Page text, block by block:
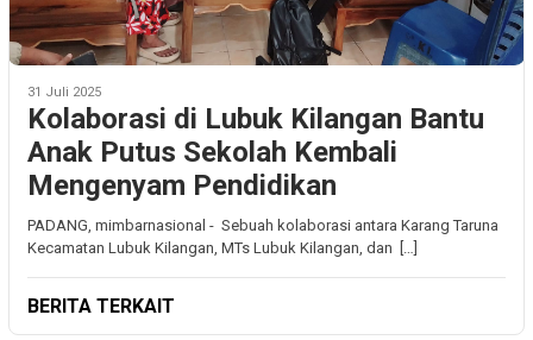
31 Juli 2025
Kolaborasi di Lubuk Kilangan Bantu
Anak Putus Sekolah Kembali
Mengenyam Pendidikan
PADANG, mimbarnasional - Sebuah kolaborasi antara Karang Taruna
Kecamatan Lubuk Kilangan, MTs Lubuk Kilangan, dan […]
BERITA TERKAIT